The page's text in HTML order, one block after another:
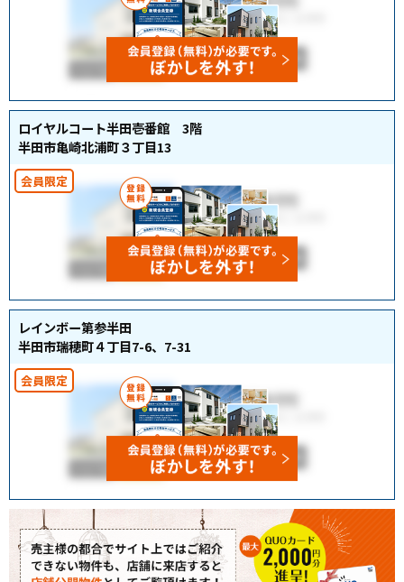
ロイヤルコート半田壱番館 3階
半田市亀崎北浦町３丁目13
レインボー第参半田
半田市瑞穂町４丁目7-6、7-31